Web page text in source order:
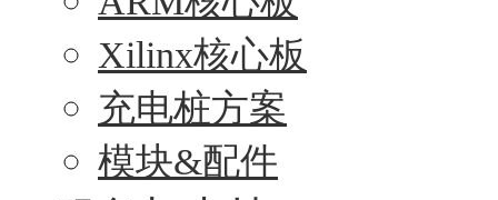
Xilinx核心板
充电桩方案
模块&配件